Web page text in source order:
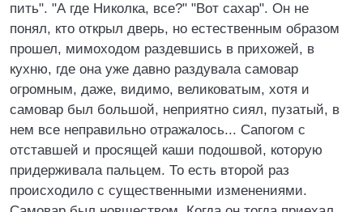
пить". "А где Николка, все?" "Вот сахар". Он не
понял, кто открыл дверь, но естественным образом
прошел, мимоходом раздевшись в прихожей, в
кухню, где она уже давно раздувала самовар
огромным, даже, видимо, великоватым, хотя и
самовар был большой, неприятно сиял, пузатый, в
нем все неправильно отражалось... Сапогом с
отставшей и просящей каши подошвой, которую
придерживала пальцем. То есть второй раз
происходило с существенными изменениями.